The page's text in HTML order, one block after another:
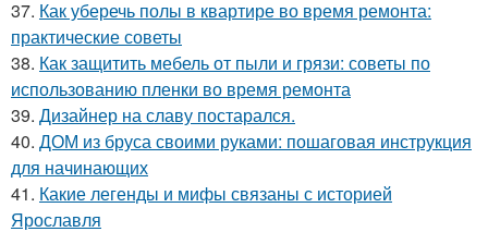
37. Как уберечь полы в квартире во время ремонта:
практические советы
38. Как защитить мебель от пыли и грязи: советы по
использованию пленки во время ремонта
39. Дизайнер на славу постарался.
40. ДОМ из бруса своими руками: пошаговая инструкция
для начинающих
41. Какие легенды и мифы связаны с историей
Ярославля